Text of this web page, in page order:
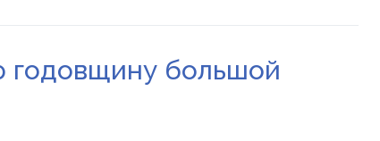
не начислят
годовщину большой